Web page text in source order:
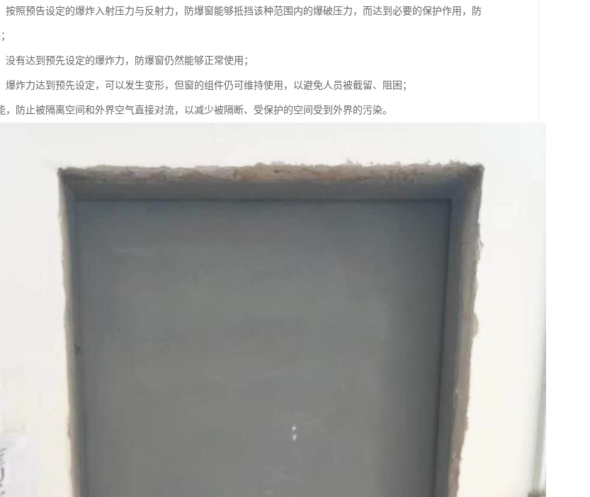
按照预告设定的爆炸入射压力与反射力，防爆窗能够抵挡该种范围内的爆破压力，而达到必要的保护作用，防
没有达到预先设定的爆炸力，防爆窗仍然能够正常使用；
爆炸力达到预先设定，可以发生变形，但窗的组件仍可维持使用，以避免人员被截留、阻困；
，防止被隔离空间和外界空气直接对流，以减少被隔断、受保护的空间受到外界的污染。